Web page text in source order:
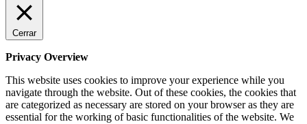
Cerrar
Privacy Overview
This website uses cookies to improve your experience while you
navigate through the website. Out of these cookies, the cookies that
are categorized as necessary are stored on your browser as they are
essential for the working of basic functionalities of the website. We